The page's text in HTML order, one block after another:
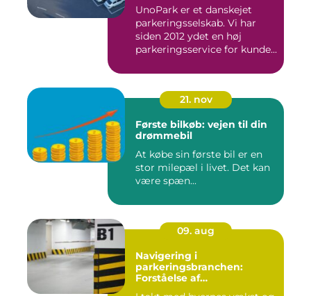
UnoPark er et danskejet
parkeringsselskab. Vi har
siden 2012 ydet en høj
parkeringsservice for kunde...
21. nov
Første bilkøb: vejen til din
drømmebil
At købe sin første bil er en
stor milepæl i livet. Det kan
være spæn...
09. aug
Navigering i
parkeringsbranchen:
Forståelse af